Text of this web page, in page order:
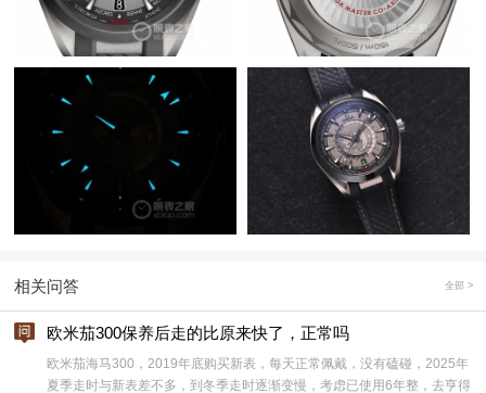
相关问答 全部 >
欧米茄300保养后走的比原来快了，正常吗
欧米茄海马300，2019年底购买新表，每天正常佩戴，没有磕碰，2025年
夏季走时与新表差不多，到冬季走时逐渐变慢，考虑已使用6年整，去亨得